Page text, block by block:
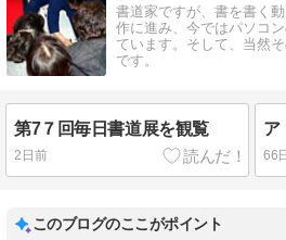
書道家ですが、書を書く
作に進み、今ではパソコ
ています。そして、当然
です。
第7７回毎日書道展を観覧
2日前 66
このブログのここがポイント